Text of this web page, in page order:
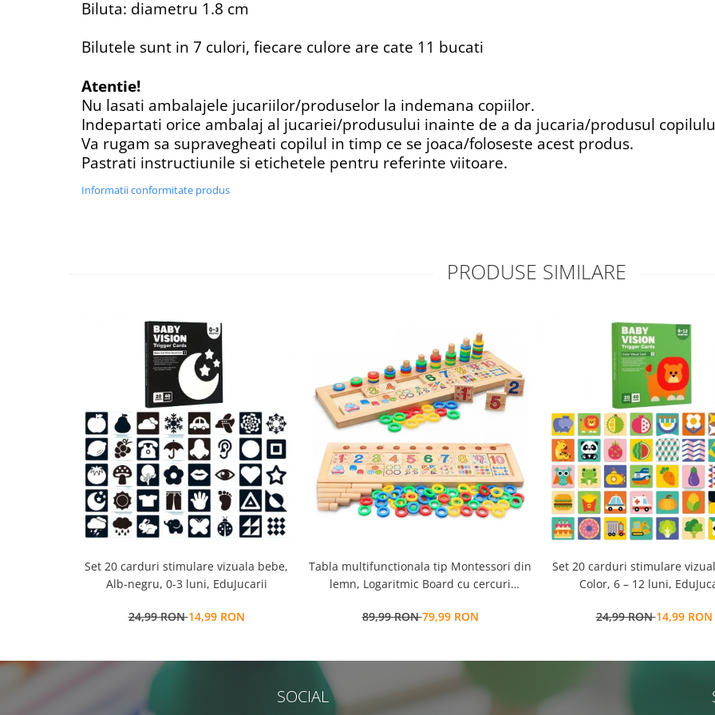
Biluta: diametru 1.8 cm
Bilutele sunt in 7 culori, fiecare culore are cate 11 bucati
Atentie!
Nu lasati ambalajele jucariilor/produselor la indemana copiilor.
Indepartati orice ambalaj al jucariei/produsului inainte de a da jucaria/produsul
Va rugam sa supravegheati copilul in timp ce se joaca/foloseste acest produs.
Pastrati instructiunile si etichetele pentru referinte viitoare.
Informatii conformitate produs
PRODUSE SIMILARE
Set 20 carduri stimulare vizuala bebe,
Alb-negru, 0-3 luni, EduJucarii
24,99 RON14,99 RON
Tabla multifunctionala tip Montessori din
lemn, Logaritmic Board cu cercuri
operatiuni matematice
89,99 RON79,99 RON
Set 20 carduri stimulare
Color, 6 – 12 luni,
24,99 RON14,99 RON
SOCIAL